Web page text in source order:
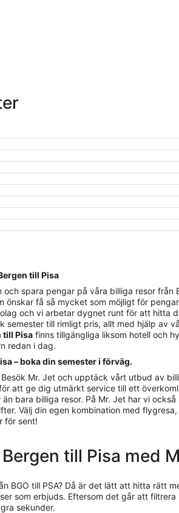
till Pisa
och spara pengar på våra billiga resor
önskar få så mycket som möjligt för
och vi arbetar dygnet runt för att hitta
semester till rimligt pris, allt med hjälp av
till Pisa finns tillgängliga liksom hotell och
redan i dag.
– boka din semester i förväg.
Mr. Jet och upptäck vårt utbud av
att ge dig utmärkt service till ett
bara billiga resor. På Mr. Jet har vi
Välj din egen kombination med
för sent!
till Pisa med
BGO till PSA? Då är det lätt att hitta rätt
som erbjuds. Eftersom det går att
sekunder.